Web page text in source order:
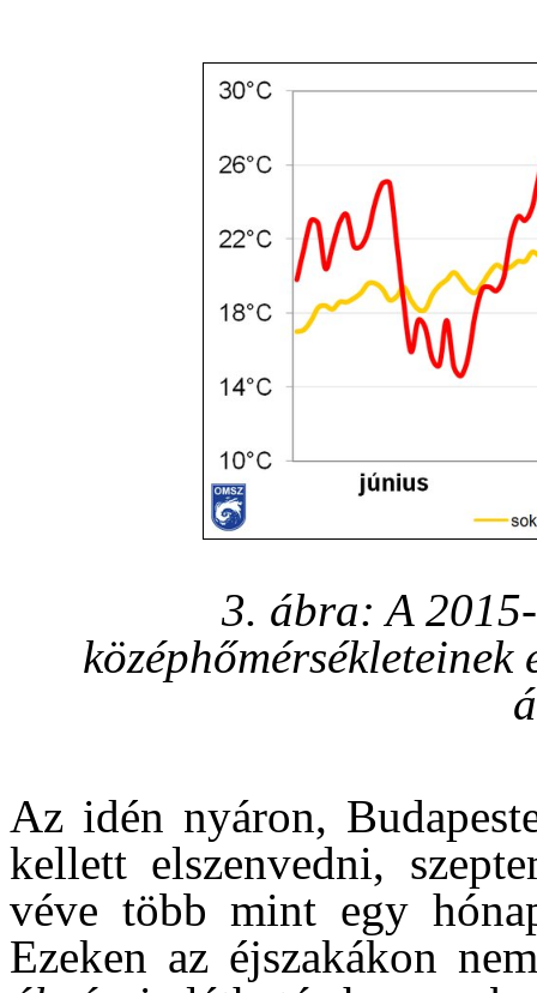
3. ábra: A
Az idén nyáron,
kellett elszenvedni,
véve több mint egy
Ezeken az éjszakákon